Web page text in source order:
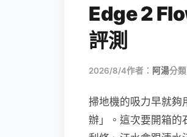
Edge 2
評測
2026/8/4作者： 阿湯分類
掃地機的吸力早就夠
辦」。這次要開箱